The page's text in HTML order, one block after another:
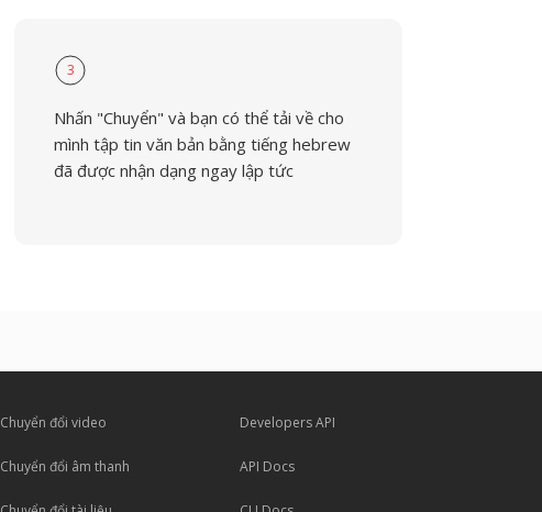
3
Nhấn "Chuyển" và bạn có thể tải về cho
mình tập tin văn bản bằng tiếng hebrew
đã được nhận dạng ngay lập tức
Chuyển đổi video
Chuyển đổi âm thanh
Developers API
API Docs